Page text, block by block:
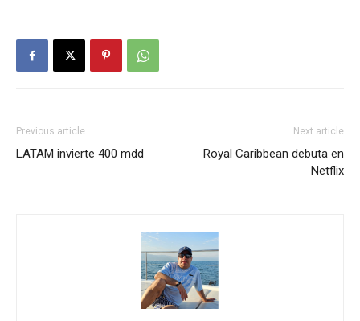
Previous article
LATAM invierte 400 mdd
Next article
Royal Caribbean debuta en
Netflix